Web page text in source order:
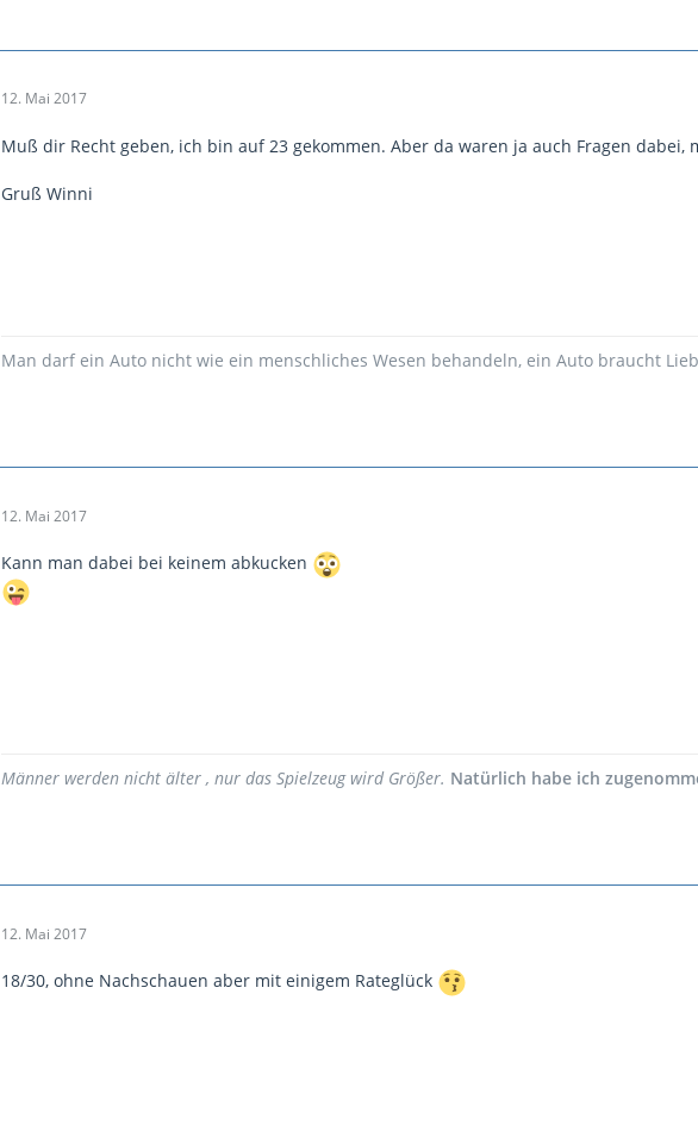
12. Mai 2017
Muß dir Recht geben, ich bin auf 23 gekommen. Aber da waren ja auch Fragen dabei,
Gruß Winni
Man darf ein Auto nicht wie ein menschliches Wesen behandeln, ein Auto braucht
12. Mai 2017
Kann man dabei bei keinem abkucken
Männer werden nicht älter , nur das Spielzeug wird Größer. Natürlich habe ich
12. Mai 2017
18/30, ohne Nachschauen aber mit einigem Rateglück